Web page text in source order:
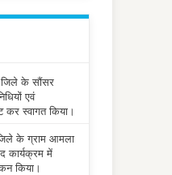
जिले के सौंसर
एवं
कर स्वागत किया।
जिले के ग्राम आमला
कार्यक्रम में
किया।